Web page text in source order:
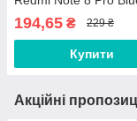
194,65 ₴ 229 ₴
Купити
Акційні